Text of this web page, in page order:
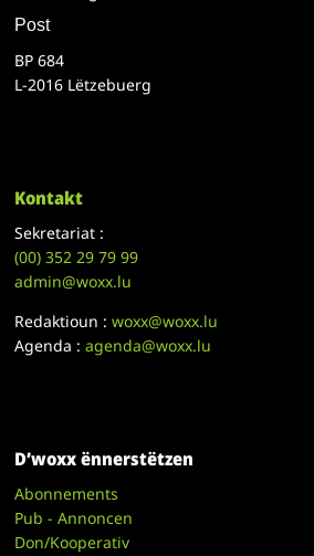
Post
BP 684
L-2016 Lëtzebuerg
Kontakt
Sekretariat :
(00)352 29 79 99
admin@woxx.lu
Redaktioun :woxx@woxx.lu
Agenda :agenda@woxx.lu
D’woxx ënnerstëtzen
Abonnements
Pub - Annoncen
Don/Kooperativ